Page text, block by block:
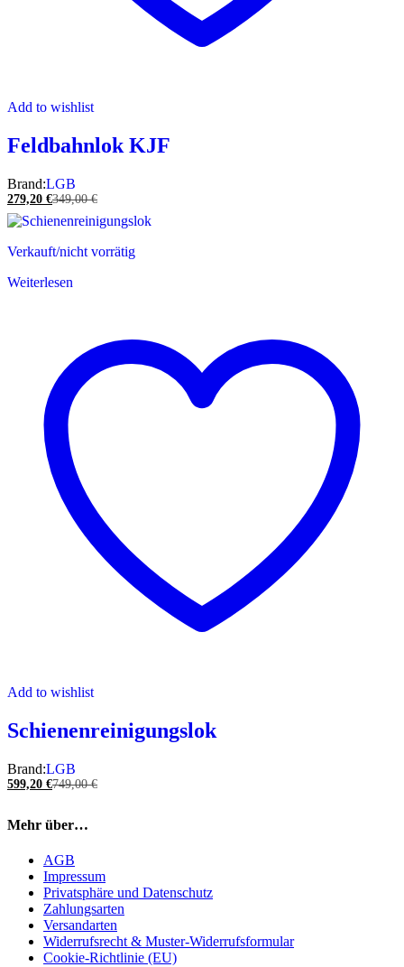
Add to wishlist
Feldbahnlok KJF
Brand:LGB
279,20 €349,00€
Verkauft/nicht vorrätig
Weiterlesen
Add to wishlist
Schienenreinigungslok
Brand:LGB
599,20 €749,00€
Mehr über…
AGB
Impressum
Privatsphäre und Datenschutz
Zahlungsarten
Versandarten
Widerrufsrecht & Muster-Widerrufsformular
Cookie-Richtlinie (EU)